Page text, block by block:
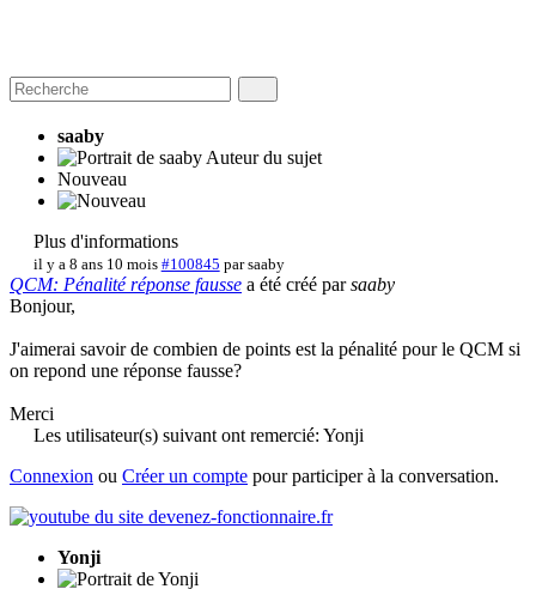
saaby
Auteur du sujet
Nouveau
Plus d'informations
il y a 8 ans 10 mois #100845 parsaaby
QCM: Pénalité réponse fausse a été créé parsaaby
Bonjour,
J'aimerai savoir de combien de points est la pénalité pour le QCM si
on repond une réponse fausse?
Merci
Les utilisateur(s) suivant ont remercié: Yonji
Connexion ou Créer un compte pour participer à la conversation.
Yonji